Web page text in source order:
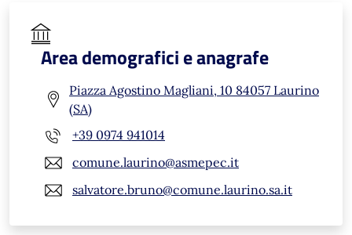
Area demografici e anagrafe
Piazza Agostino Magliani, 10 84057 Laurino
(SA)
+39 0974 941014
comune.laurino@asmepec.it
salvatore.bruno@comune.laurino.sa.it